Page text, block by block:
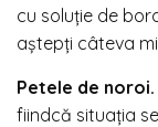
cu soluție de
aștepți câteva
Petele de noroi.
fiindcă situația